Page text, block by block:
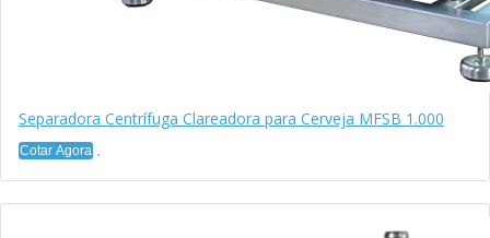
Separadora Centrífuga Clareadora para Cerveja MFSB 1.000
Cotar Agora